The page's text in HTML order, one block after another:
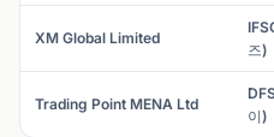
XM Global Limited
즈)
Trading Point MENA Ltd
이)